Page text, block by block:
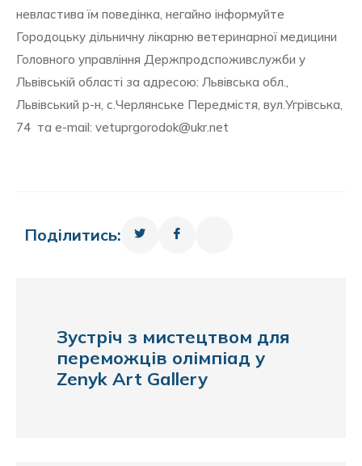
невластива їм поведінка, негайно інформуйте
Городоцьку дільничну лікарню ветеринарної медицини
Головного управління Держпродспоживслужби у
Львівській області за адресою: Львівська обл.,
Львівський р-н, с.Черлянське Передмістя, вул.Угрівська,
74 та e-mail: vetuprgorodok@ukr.net
Поділитись:
Зустріч з мистецтвом для
переможців олімпіад у
Zenyk Art Gallery